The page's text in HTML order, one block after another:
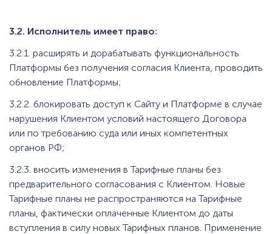
3.2. Исполнитель имеет право:
3.2.1. расширять и дорабатывать функциональность
Платформы без получения согласия Клиента, проводить
обновление Платформы;
3.2.2. блокировать доступ к Сайту и Платформе в случае
нарушения Клиентом условий настоящего Договора
или по требованию суда или иных компетентных
органов РФ;
3.2.3. вносить изменения в Тарифные планы без
предварительного согласования с Клиентом. Новые
Тарифные планы не распространяются на Тарифные
планы, фактически оплаченные Клиентом до даты
вступления в силу новых Тарифных планов. Применение